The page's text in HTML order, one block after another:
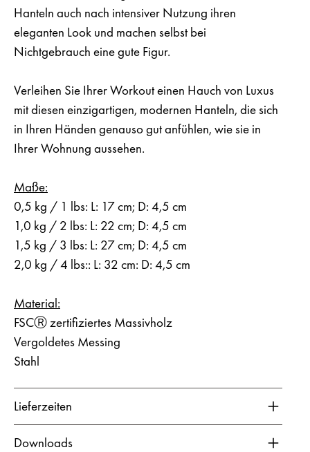
Hanteln auch nach intensiver Nutzung ihren
eleganten Look und machen selbst bei
Nichtgebrauch eine gute Figur.
Verleihen Sie Ihrer Workout einen Hauch von Luxus
mit diesen einzigartigen, modernen Hanteln, die sich
in Ihren Händen genauso gut anfühlen, wie sie in
Ihrer Wohnung aussehen.
Maße:
0,5 kg / 1 lbs: L: 17 cm; D: 4,5 cm
1,0 kg / 2 lbs: L: 22 cm; D: 4,5 cm
1,5 kg / 3 lbs: L: 27 cm; D: 4,5 cm
2,0 kg / 4 lbs:: L: 32 cm: D: 4,5 cm
Material:
FSCⓇ zertifiziertes Massivholz
Vergoldetes Messing
Stahl
Lieferzeiten
Downloads